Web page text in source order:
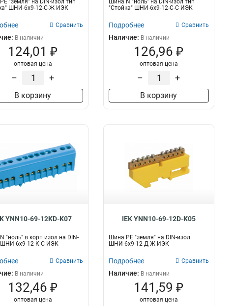
"земля" на DIN-изол тип
ШНИ-6х9-12-С-Ж ИЭК
Сравнить
В наличии
124,01 ₽
оптовая цена
– +
В корзину
Шина N "ноль" на DIN-изол тип
"Стойка" ШНИ-6х9-12-С-С ИЭК
Подробнее Сравнить
Наличие: В наличии
126,96 ₽
оптовая цена
– +
В корзину
YNN10-69-12KD-K07
"ноль" в корп изол на DIN-
ШНИ-6х9-12-К-С ИЭК
Сравнить
В наличии
132,46 ₽
оптовая цена
IEK YNN10-69-12D-K05
Шина PE "земля" на DIN-изол
ШНИ-6х9-12-Д-Ж ИЭК
Подробнее Сравнить
Наличие: В наличии
141,59 ₽
оптовая цена